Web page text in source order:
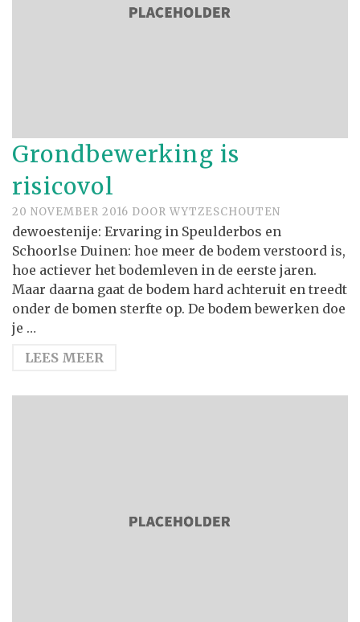
Grondbewerking is
risicovol
20 NOVEMBER 2016 DOOR WYTZESCHOUTEN
dewoestenije: Ervaring in Speulderbos en
Schoorlse Duinen: hoe meer de bodem verstoord is,
hoe actiever het bodemleven in de eerste jaren.
Maar daarna gaat de bodem hard achteruit en treedt
onder de bomen sterfte op. De bodem bewerken doe
je …
LEES MEER